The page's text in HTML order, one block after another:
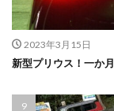
2023年3月15日
新型プリウス！一か